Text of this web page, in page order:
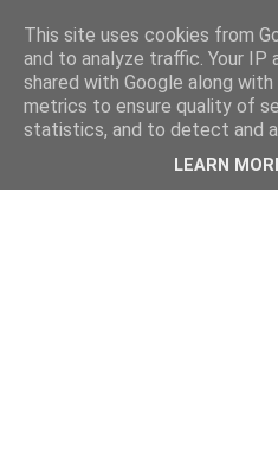
This site uses cookies from
and to analyze traffic. Your IP
shared with Google along
metrics to ensure quality of
statistics, and to detect and
LEARN